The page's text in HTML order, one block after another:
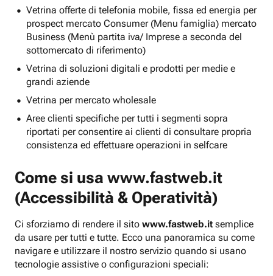
Vetrina offerte di telefonia mobile, fissa ed energia per
prospect mercato Consumer (Menu famiglia) mercato
Business (Menù partita iva/ Imprese a seconda del
sottomercato di riferimento)
Vetrina di soluzioni digitali e prodotti per medie e
grandi aziende
Vetrina per mercato wholesale
Aree clienti specifiche per tutti i segmenti sopra
riportati per consentire ai clienti di consultare propria
consistenza ed effettuare operazioni in selfcare
Come si usa www.fastweb.it
(Accessibilità & Operatività)
Ci sforziamo di rendere il sito www.fastweb.it semplice
da usare per tutti e tutte. Ecco una panoramica su come
navigare e utilizzare il nostro servizio quando si usano
tecnologie assistive o configurazioni speciali: